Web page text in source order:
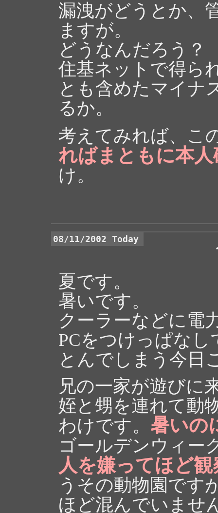
漏洩がどうとか、
ますが。
どうなんだろう？
住基ネットで得ら
とも含めたマイナ
るか。
考えてみれば、こ
ればまともに本
け。
08/11/2002 Today
夏です。
暑いです。
クーラーなどに電
PCをつけっぱな
とんでしまう今日
兄の一家が遊びに
姪と甥を連れて動
わけです。暑いの
ゴールデンウィー
人を嫌ってほど
うその動物園です
ほど混んでいませ